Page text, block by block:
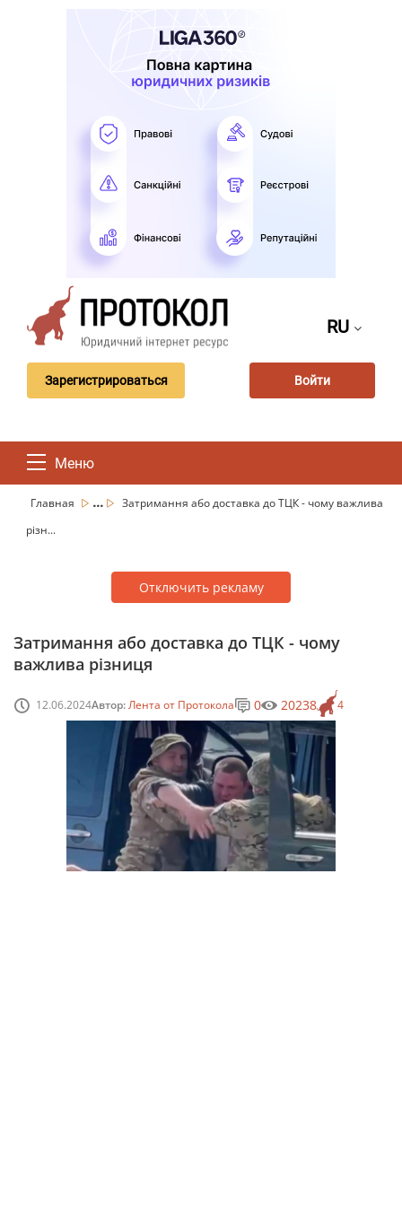
RU
Зарегистрироваться Войти
Меню
Главная ...
Затримання або доставка до ТЦК - чому важлива
різн...
Отключить рекламу
Затримання або доставка до ТЦК - чому
важлива різниця
12.06.2024Автор:Лента от Протокола 4
0 20238